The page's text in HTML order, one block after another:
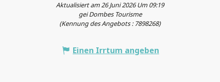
Aktualisiert am 26 Juni 2026 Um 09:19
gei Dombes Tourisme
(Kennung des Angebots : 7898268)
Einen Irrtum angeben